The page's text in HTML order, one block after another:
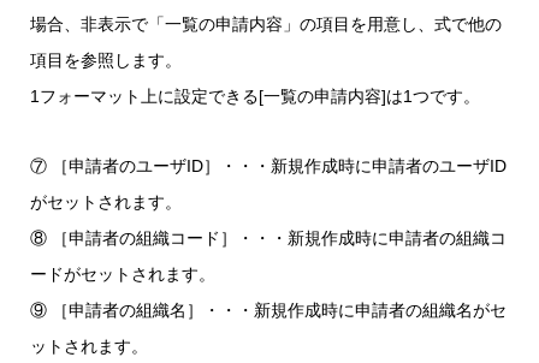
場合、非表示で「一覧の申請内容」の項目を用意し、式で他の
項目を参照します。
1フォーマット上に設定できる[一覧の申請内容]は1つです。
⑦ ［申請者のユーザID］・・・新規作成時に申請者のユーザID
がセットされます。
⑧ ［申請者の組織コード］・・・新規作成時に申請者の組織コ
ードがセットされます。
⑨ ［申請者の組織名］・・・新規作成時に申請者の組織名がセ
ットされます。